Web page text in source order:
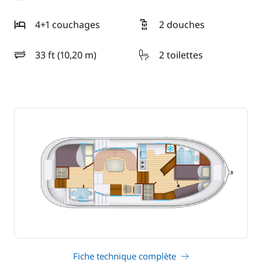
4+1 couchages
2 douches
33 ft (10,20 m)
longueur 2 toilettes
Fiche technique complète